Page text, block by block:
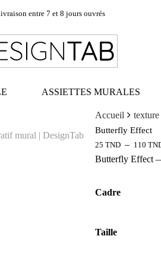
entre 7 et 8 jours ouvrés
ASSIETTES MURALES
Accueil texture
Butterfly Effect
25TND – 110
Butterfly Effect
Cadre
Taille